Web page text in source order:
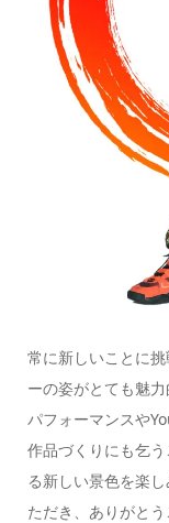
常に新しいことに
ーの姿がとても魅
パフォーマンスや
作品づくりにも乞
る新しい景色を楽
ただき、ありがとう